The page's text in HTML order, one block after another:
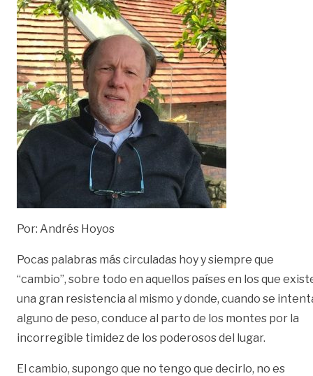
Por: Andrés Hoyos
Pocas palabras más circuladas hoy y siempre que
“cambio”, sobre todo en aquellos países en los que
una gran resistencia al mismo y donde, cuando se
alguno de peso, conduce al parto de los montes por la
incorregible timidez de los poderosos del lugar.
El cambio, supongo que no tengo que decirlo, no es